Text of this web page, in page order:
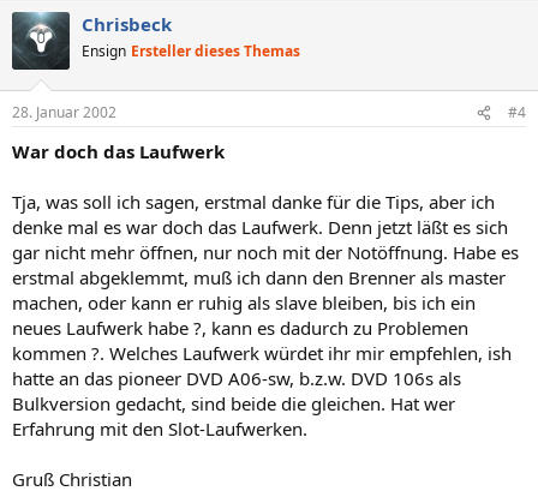
Chrisbeck
Ensign Ersteller dieses Themas
28. Januar 2002 #4
War doch das Laufwerk
Tja, was soll ich sagen, erstmal danke für die Tips, aber ich
denke mal es war doch das Laufwerk. Denn jetzt läßt es sich
gar nicht mehr öffnen, nur noch mit der Notöffnung. Habe es
erstmal abgeklemmt, muß ich dann den Brenner als master
machen, oder kann er ruhig als slave bleiben, bis ich ein
neues Laufwerk habe ?, kann es dadurch zu Problemen
kommen ?. Welches Laufwerk würdet ihr mir empfehlen, ish
hatte an das pioneer DVD A06-sw, b.z.w. DVD 106s als
Bulkversion gedacht, sind beide die gleichen. Hat wer
Erfahrung mit den Slot-Laufwerken.
Gruß Christian